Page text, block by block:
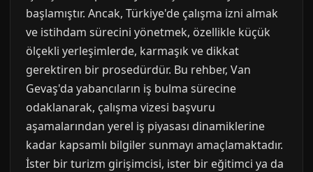
başlamıştır. Ancak, Türkiye'de çalışma izni almak
ve istihdam sürecini yönetmek, özellikle küçük
ölçekli yerleşimlerde, karmaşık ve dikkat
gerektiren bir prosedürdür. Bu rehber, Van
Gevaş'da yabancıların iş bulma sürecine
odaklanarak, çalışma vizesi başvuru
aşamalarından yerel iş piyasası dinamiklerine
kadar kapsamlı bilgiler sunmayı amaçlamaktadır.
İster bir turizm girişimcisi, ister bir eğitimci ya da